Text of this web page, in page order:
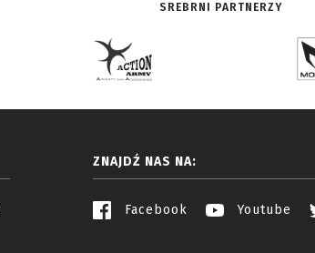
SREBRNI PARTNERZY
ZNAJDŹ NAS NA:
Facebook Youtube